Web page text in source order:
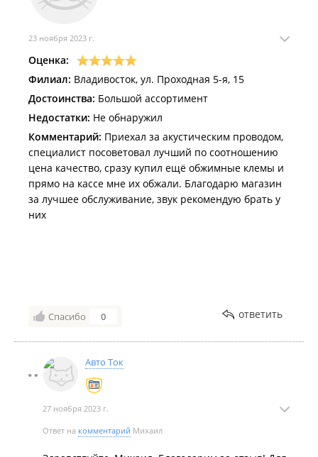
23 ноября 2023 г.
Оценка:
Филиал: Владивосток, ул. Проходная 5-я, 15
Достоинства: Большой ассортимент
Недостатки: Не обнаружил
Комментарий: Приехал за акустическим проводом,
специалист посоветовал лучший по соотношению
цена качество, сразу купил ещё обжимные клемы и
прямо на кассе мне их обжали. Благодарю магазин
за лучшее обслуживание, звук рекомендую брать у
них
Спасибо 0 ответить
Авто Ток
27 ноября 2023 г.
Ответ на комментарий Михаил